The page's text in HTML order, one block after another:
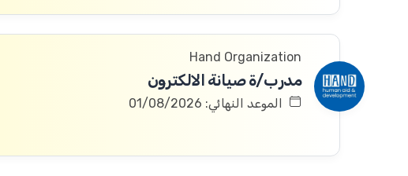
Hand Organization
مدرب/ة صيانة الالكترون
الموعد النهائي: 01/08/2026